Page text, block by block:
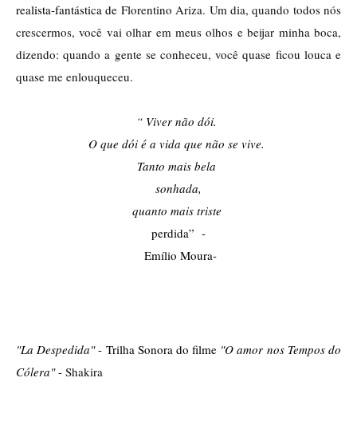
realista-fantástica de Florentino Ariza. Um dia, quando todos nós
crescermos, você vai olhar em meus olhos e beijar minha boca,
dizendo: quando a gente se conheceu, você quase ficou louca e
quase me enlouqueceu.
“ Viver não dói.
O que dói é a vida que não se vive.
Tanto mais bela
sonhada,
quanto mais triste
perdida”  -
Emílio Moura-
"La Despedida" - Trilha Sonora do filme "O amor nos Tempos do
Cólera" - Shakira